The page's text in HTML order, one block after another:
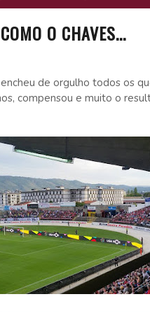
O CHAVES...
de orgulho todos os
compensou e muito o